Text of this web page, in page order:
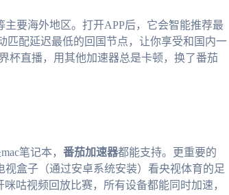
要海外地区。打开APP后，它会智能推荐最
配延迟最低的回国节点，让你享受和国内一
杯直播，用其他加速器总是卡顿，换了番茄
笔记本， 番茄加速器都能支持。更重要的
盒子（通过安卓系统安装）看央视体育的足
咕视频回放比赛，所有设备都能同时加速，